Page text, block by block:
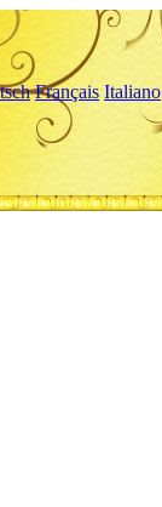
Français Italiano